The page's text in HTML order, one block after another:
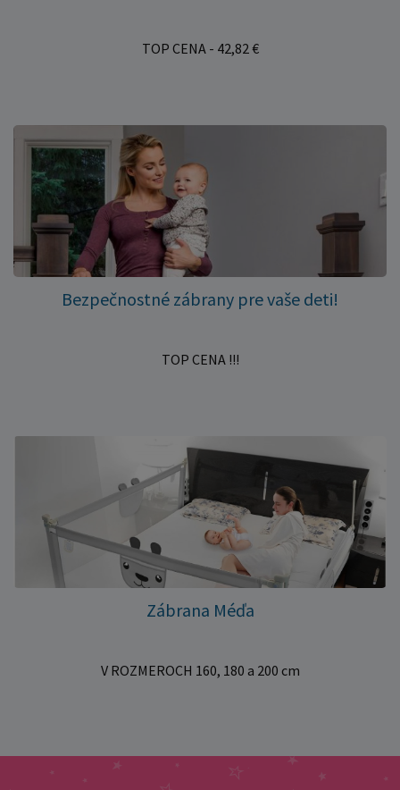
TOP CENA - 42,82 €
Bezpečnostné zábrany pre vaše deti!
TOP CENA !!!
Zábrana Méďa
V ROZMEROCH 160, 180 a 200 cm